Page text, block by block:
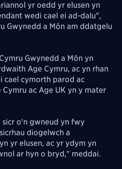
yr oedd yr elusen yn
wedi cael ei ad-dalu",
Gwynedd a Môn am ddatgelu
Gwynedd a Môn yn
Age Cymru, ac yn rhan
cael cymorth parod ac
ac Age UK yn y mater
o'n gwneud yn fwy
diogelwch a
yr elusen, ac yr ydym yn
ar hyn o bryd," meddai.